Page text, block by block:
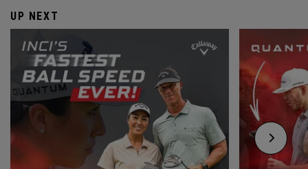
UP NEXT